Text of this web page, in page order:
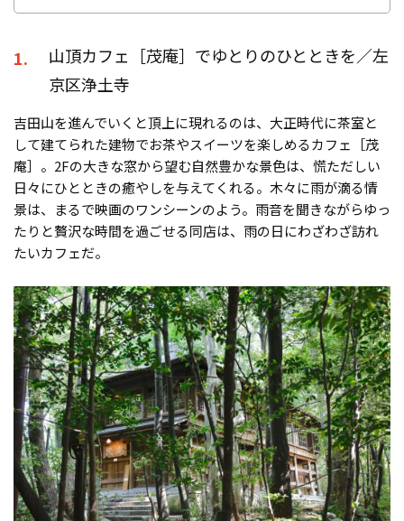
1.
山頂カフェ［茂庵］でゆとりのひとときを／左
京区浄土寺
吉田山を進んでいくと頂上に現れるのは、大正時代に茶室と
して建てられた建物でお茶やスイーツを楽しめるカフェ［茂
庵］。2Fの大きな窓から望む自然豊かな景色は、慌ただしい
日々にひとときの癒やしを与えてくれる。木々に雨が滴る情
景は、まるで映画のワンシーンのよう。雨音を聞きながらゆっ
たりと贅沢な時間を過ごせる同店は、雨の日にわざわざ訪れ
たいカフェだ。